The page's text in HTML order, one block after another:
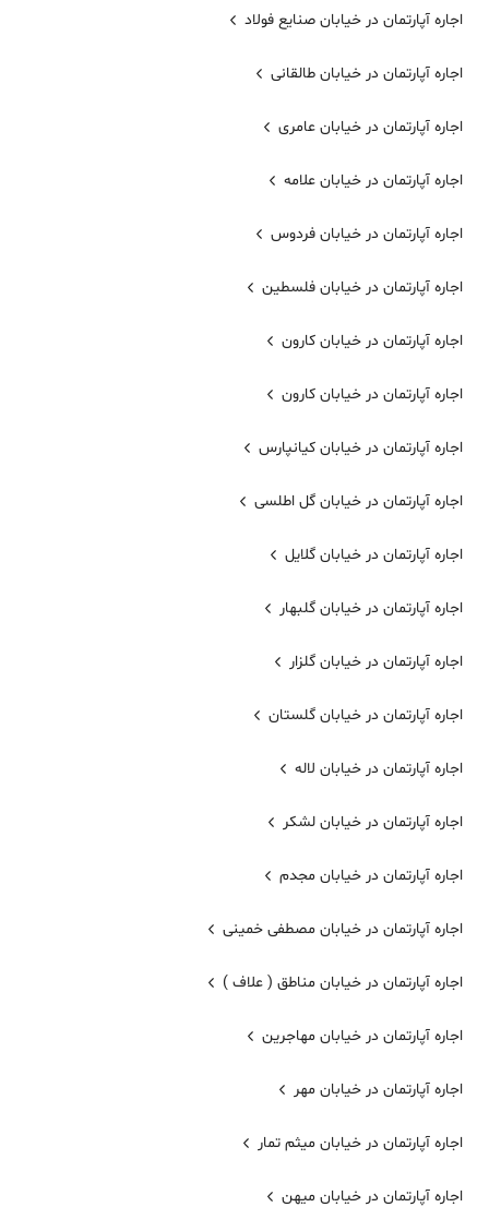
اجاره آپارتمان در خیابان صنایع فولاد
اجاره آپارتمان در خیابان طالقانی
اجاره آپارتمان در خیابان عامری
اجاره آپارتمان در خیابان علامه
اجاره آپارتمان در خیابان فردوس
اجاره آپارتمان در خیابان فلسطین
اجاره آپارتمان در خیابان کارون
اجاره آپارتمان در خیابان کارون
اجاره آپارتمان در خیابان کیانپارس
اجاره آپارتمان در خیابان گل اطلسی
اجاره آپارتمان در خیابان گلایل
اجاره آپارتمان در خیابان گلبهار
اجاره آپارتمان در خیابان گلزار
اجاره آپارتمان در خیابان گلستان
اجاره آپارتمان در خیابان لاله
اجاره آپارتمان در خیابان لشکر
اجاره آپارتمان در خیابان مجدم
اجاره آپارتمان در خیابان مصطفی خمینی
اجاره آپارتمان در خیابان مناطق ( علاف )
اجاره آپارتمان در خیابان مهاجرین
اجاره آپارتمان در خیابان مهر
اجاره آپارتمان در خیابان میثم تمار
اجاره آپارتمان در خیابان میهن